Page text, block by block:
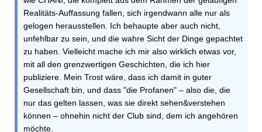
Realitäts-Auffassung fallen, sich irgendwann alle nur als
gelogen herausstellen. Ich behaupte aber auch nicht,
unfehlbar zu sein, und die wahre Sicht der Dinge gepachtet
zu haben. Vielleicht mache ich mir also wirklich etwas vor,
mit all den grenzwertigen Geschichten, die ich hier
publiziere. Mein Trost wäre, dass ich damit in guter
Gesellschaft bin, und dass "die Profanen" – also die, die
nur das gelten lassen, was sie direkt sehen&verstehen
können – ohnehin nicht der Club sind, dem ich angehören
möchte.